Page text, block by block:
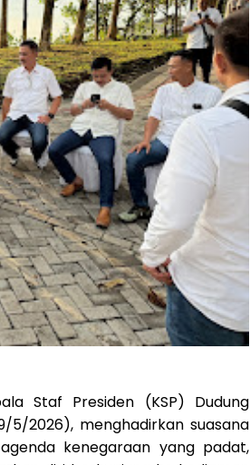
Staf Presiden (KSP) Dudung
5/2026), menghadirkan suasana
kenegaraan yang padat,